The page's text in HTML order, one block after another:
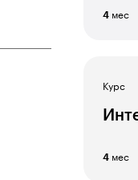
4 мес
Курс
4 мес